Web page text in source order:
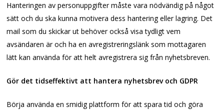
Hanteringen av personuppgifter måste vara nödvändig på något
sätt och du ska kunna motivera dess hantering eller lagring. Det
mail som du skickar ut behöver också visa tydligt vem
avsändaren är och ha en avregistreringslänk som mottagaren
lätt kan använda för att helt avregistrera sig från nyhetsbreven.
Gör det tidseffektivt att hantera nyhetsbrev och GDPR
Börja använda en smidig plattform för att spara tid och göra